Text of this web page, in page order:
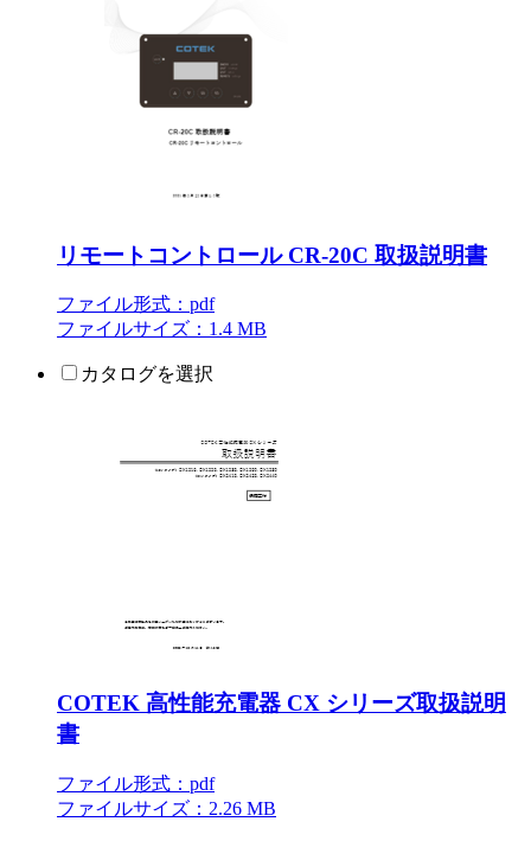
リモートコントロール CR-20C 取扱説明書
ファイル形式：pdf
ファイルサイズ：1.4 MB
カタログを選択
COTEK 高性能充電器 CX シリーズ取扱説明
書
ファイル形式：pdf
ファイルサイズ：2.26 MB